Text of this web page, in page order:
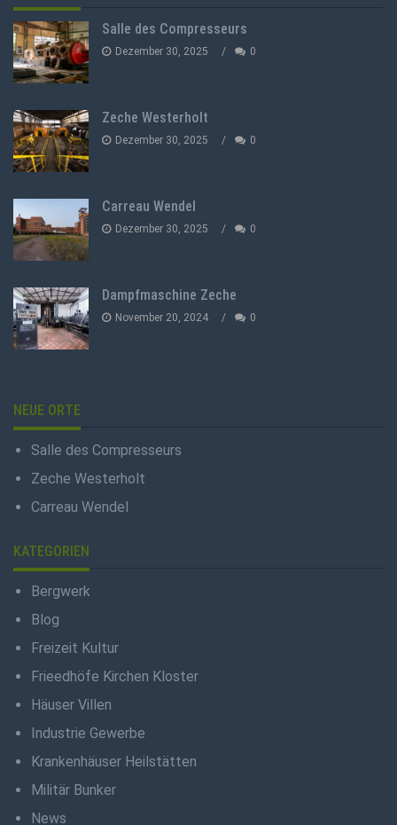
Salle des Compresseurs
Dezember 30, 2025 0
Zeche Westerholt
Dezember 30, 2025 0
Carreau Wendel
Dezember 30, 2025 0
Dampfmaschine Zeche
November 20, 2024 0
NEUE ORTE
Salle des Compresseurs
Zeche Westerholt
Carreau Wendel
KATEGORIEN
Bergwerk
Blog
Freizeit Kultur
Frieedhöfe Kirchen Kloster
Häuser Villen
Industrie Gewerbe
Krankenhäuser Heilstätten
Militär Bunker
News